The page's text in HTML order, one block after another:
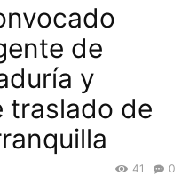
de
y
traslado de
0
41